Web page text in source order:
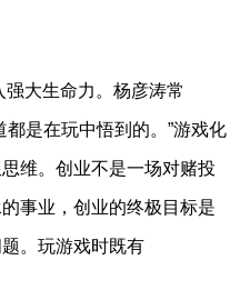
大生命力。杨彦涛常
是在玩中悟到的。”游戏化
维。创业不是一场对赌投
事业，创业的终极目标是
。玩游戏时既有